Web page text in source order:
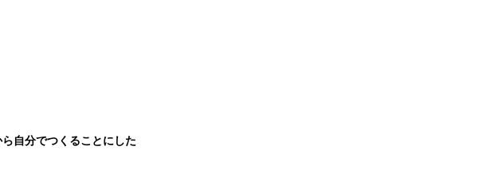
自分でつくることにした